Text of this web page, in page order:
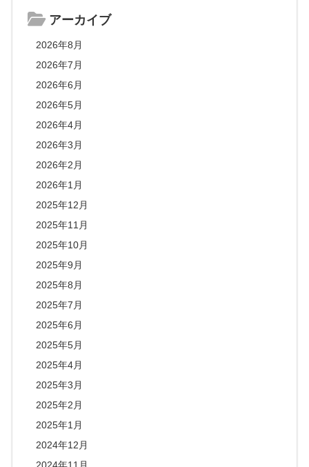
アーカイブ
2026年8月
2026年7月
2026年6月
2026年5月
2026年4月
2026年3月
2026年2月
2026年1月
2025年12月
2025年11月
2025年10月
2025年9月
2025年8月
2025年7月
2025年6月
2025年5月
2025年4月
2025年3月
2025年2月
2025年1月
2024年12月
2024年11月